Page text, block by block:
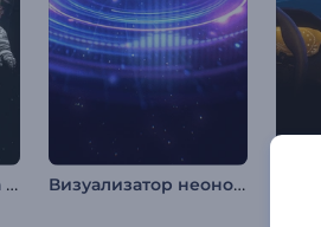
Визуализатор звука "Загадочное эхо" Визуализатор неоновых звуковых волн